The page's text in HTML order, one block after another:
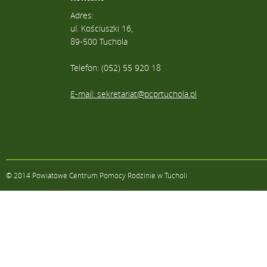
Adres:
ul. Kościuszki 16,
89-500 Tuchola
Telefon: (052) 55 920 18
E-mail: sekretariat@pcprtuchola.pl
© 2014 Powiatowe Centrum Pomocy Rodzinie w Tucholi